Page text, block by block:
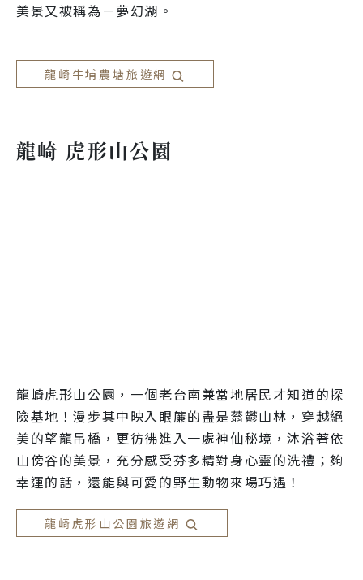
美景又被稱為－夢幻湖。
龍崎牛埔農塘旅遊網
龍崎 虎形山公園
龍崎虎形山公園，一個老台南兼當地居民才知道的探
險基地！漫步其中映入眼簾的盡是蓊鬱山林，穿越絕
美的望龍吊橋，更彷彿進入一處神仙秘境，沐浴著依
山傍谷的美景，充分感受芬多精對身心靈的洗禮；夠
幸運的話，還能與可愛的野生動物來場巧遇！
龍崎虎形山公園旅遊網